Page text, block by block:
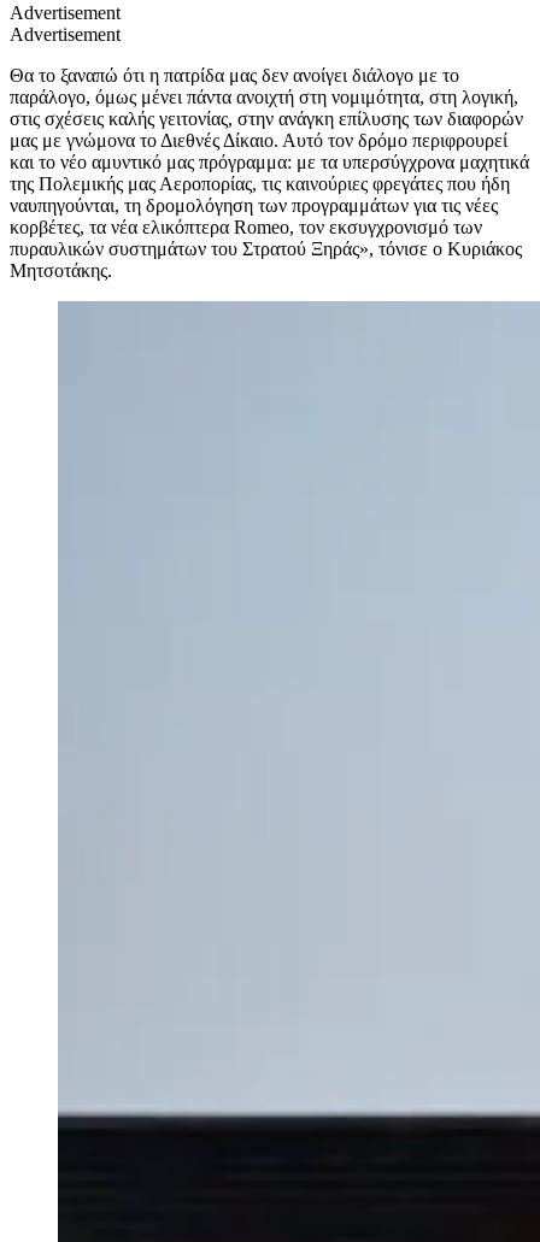
Advertisement
Advertisement
Θα το ξαναπώ ότι η πατρίδα μας δεν ανοίγει διάλογο με το
παράλογο, όμως μένει πάντα ανοιχτή στη νομιμότητα, στη λογική,
στις σχέσεις καλής γειτονίας, στην ανάγκη επίλυσης των διαφορών
μας με γνώμονα το Διεθνές Δίκαιο. Αυτό τον δρόμο περιφρουρεί
και το νέο αμυντικό μας πρόγραμμα: με τα υπερσύγχρονα μαχητικά
της Πολεμικής μας Αεροπορίας, τις καινούριες φρεγάτες που ήδη
ναυπηγούνται, τη δρομολόγηση των προγραμμάτων για τις νέες
κορβέτες, τα νέα ελικόπτερα Romeo, τον εκσυγχρονισμό των
πυραυλικών συστημάτων του Στρατού Ξηράς», τόνισε ο Κυριάκος
Μητσοτάκης.